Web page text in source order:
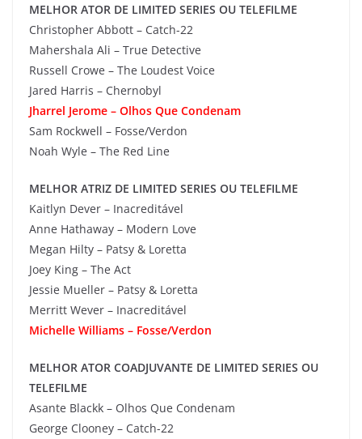
MELHOR ATOR DE LIMITED SERIES OU TELEFILME
Christopher Abbott – Catch-22
Mahershala Ali – True Detective
Russell Crowe – The Loudest Voice
Jared Harris – Chernobyl
Jharrel Jerome – Olhos Que Condenam
Sam Rockwell – Fosse/Verdon
Noah Wyle – The Red Line
MELHOR ATRIZ DE LIMITED SERIES OU TELEFILME
Kaitlyn Dever – Inacreditável
Anne Hathaway – Modern Love
Megan Hilty – Patsy & Loretta
Joey King – The Act
Jessie Mueller – Patsy & Loretta
Merritt Wever – Inacreditável
Michelle Williams – Fosse/Verdon
MELHOR ATOR COADJUVANTE DE LIMITED SERIES OU
TELEFILME
Asante Blackk – Olhos Que Condenam
George Clooney – Catch-22